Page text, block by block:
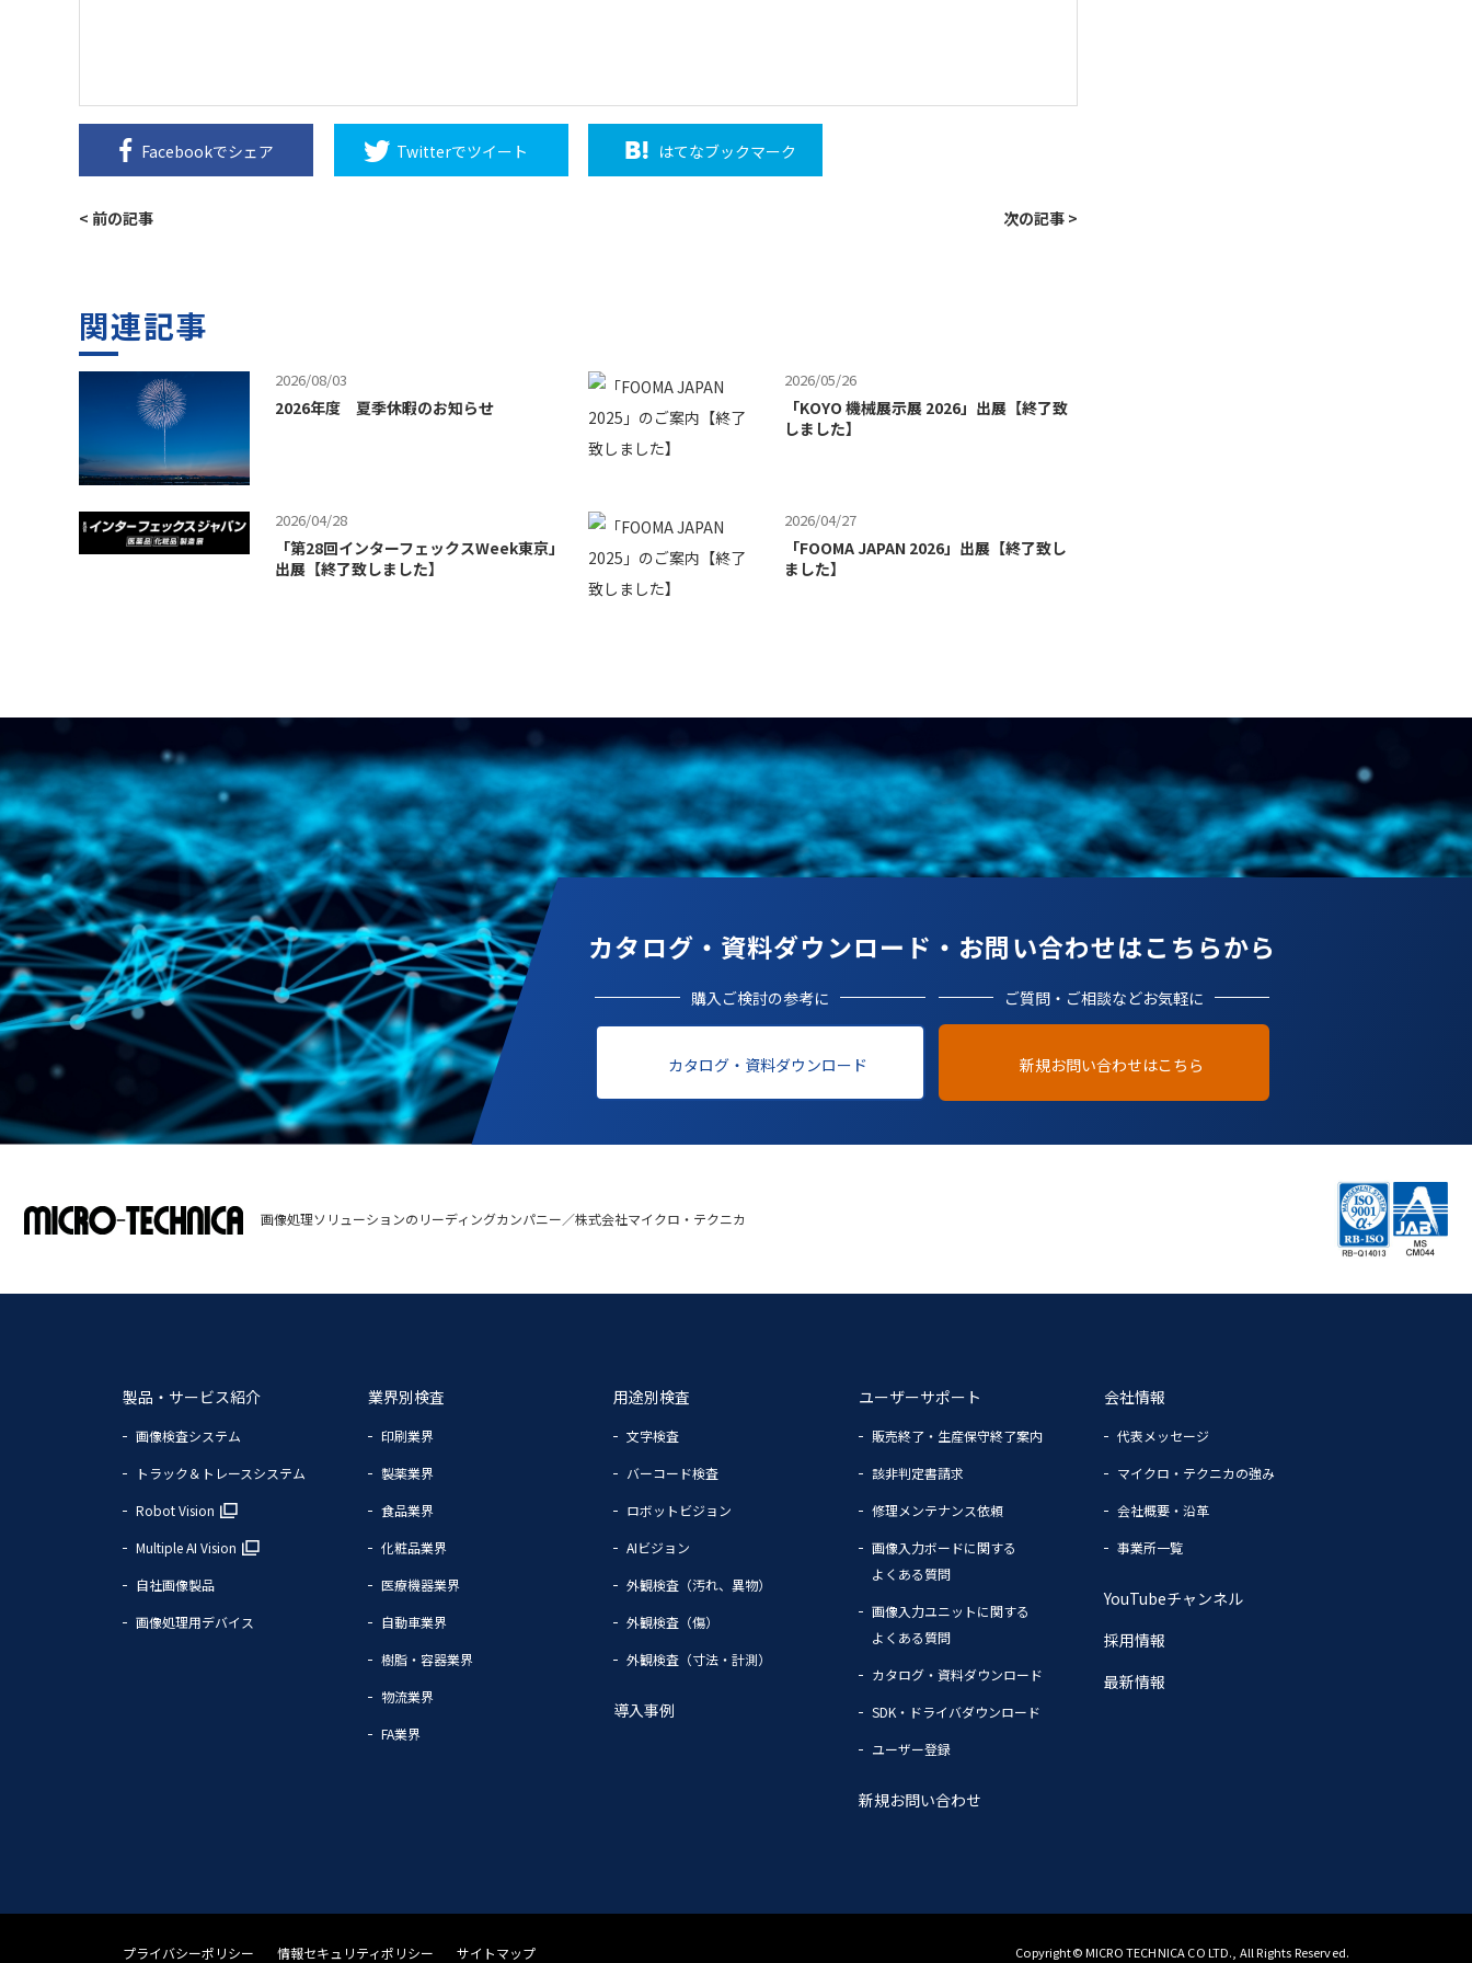
Facebookでシェア Twitterでツイート はてなブックマーク
< 前の記事 次の記事 >
関連記事
2026/08/03
2026年度 夏季休暇のお知らせ
2026/05/26
「KOYO 機械展示展 2026」出展【終了致
しました】
2026/04/28
「第28回インターフェックスWeek東京」
出展【終了致しました】
2026/04/27
「FOOMA JAPAN 2026」出展【終了致し
ました】
カタログ・資料ダウンロード・ お問い合わせはこちらから
購入ご検討の参考に
カタログ・資料ダウンロード
ご質問・ご相談などお気軽に
新規お問い合わせはこちら
画像処理ソリューションのリーディングカンパニー／株式会社マイクロ・テクニカ
製品・サービス紹介
画像検査システム
トラック＆トレースシステム
Robot Vision
Multiple AI Vision
自社画像製品
画像処理用デバイス
業界別検査
印刷業界
製薬業界
食品業界
化粧品業界
医療機器業界
自動車業界
樹脂・容器業界
物流業界
FA業界
用途別検査
文字検査
バーコード検査
ロボットビジョン
AIビジョン
外観検査（汚れ、異物）
外観検査（傷）
外観検査（寸法・計測）
導入事例
ユーザーサポート
販売終了・生産保守終了案内
該非判定書請求
修理メンテナンス依頼
画像入力ボードに関する
よくある質問
画像入力ユニットに関する
よくある質問
カタログ・資料ダウンロード
SDK・ドライバダウンロード
ユーザー登録
新規お問い合わせ
会社情報
代表メッセージ
マイクロ・テクニカの強み
会社概要・沿革
事業所一覧
YouTubeチャンネル
採用情報
最新情報
プライバシーポリシー 情報セキュリティポリシー サイトマップ Copyright© MICRO TECHNICA CO LTD., All Rights Reserved.